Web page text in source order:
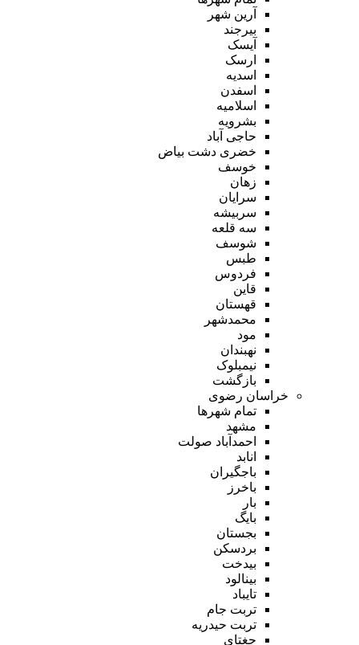
آرین شهر
بیرجند
آیسک
ارسک
اسدیه
اسفدن
اسلامیه
بشرویه
حاجی آباد
خضری دشت بیاض
خوسف
زهان
سرایان
سربیشه
سه قلعه
شوسف
طبس
فردوس
قاین
قهستان
محمدشهر
مود
نهبندان
نیمبلوک
بازگشت
خراسان رضوی
تمام شهر‌ها
مشهد
احمدآباد صولت
انابد
باجگیران
باخرز
بار
بایگ
بجستان
بردسکن
بیدخت
بینالود
تایباد
تربت جام
تربت حیدریه
جغتای